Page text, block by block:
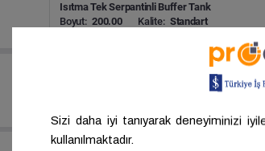
Isıtma Tek Serpantinli Buffer Tank
Boyut: 200.00 Kalite: Standart